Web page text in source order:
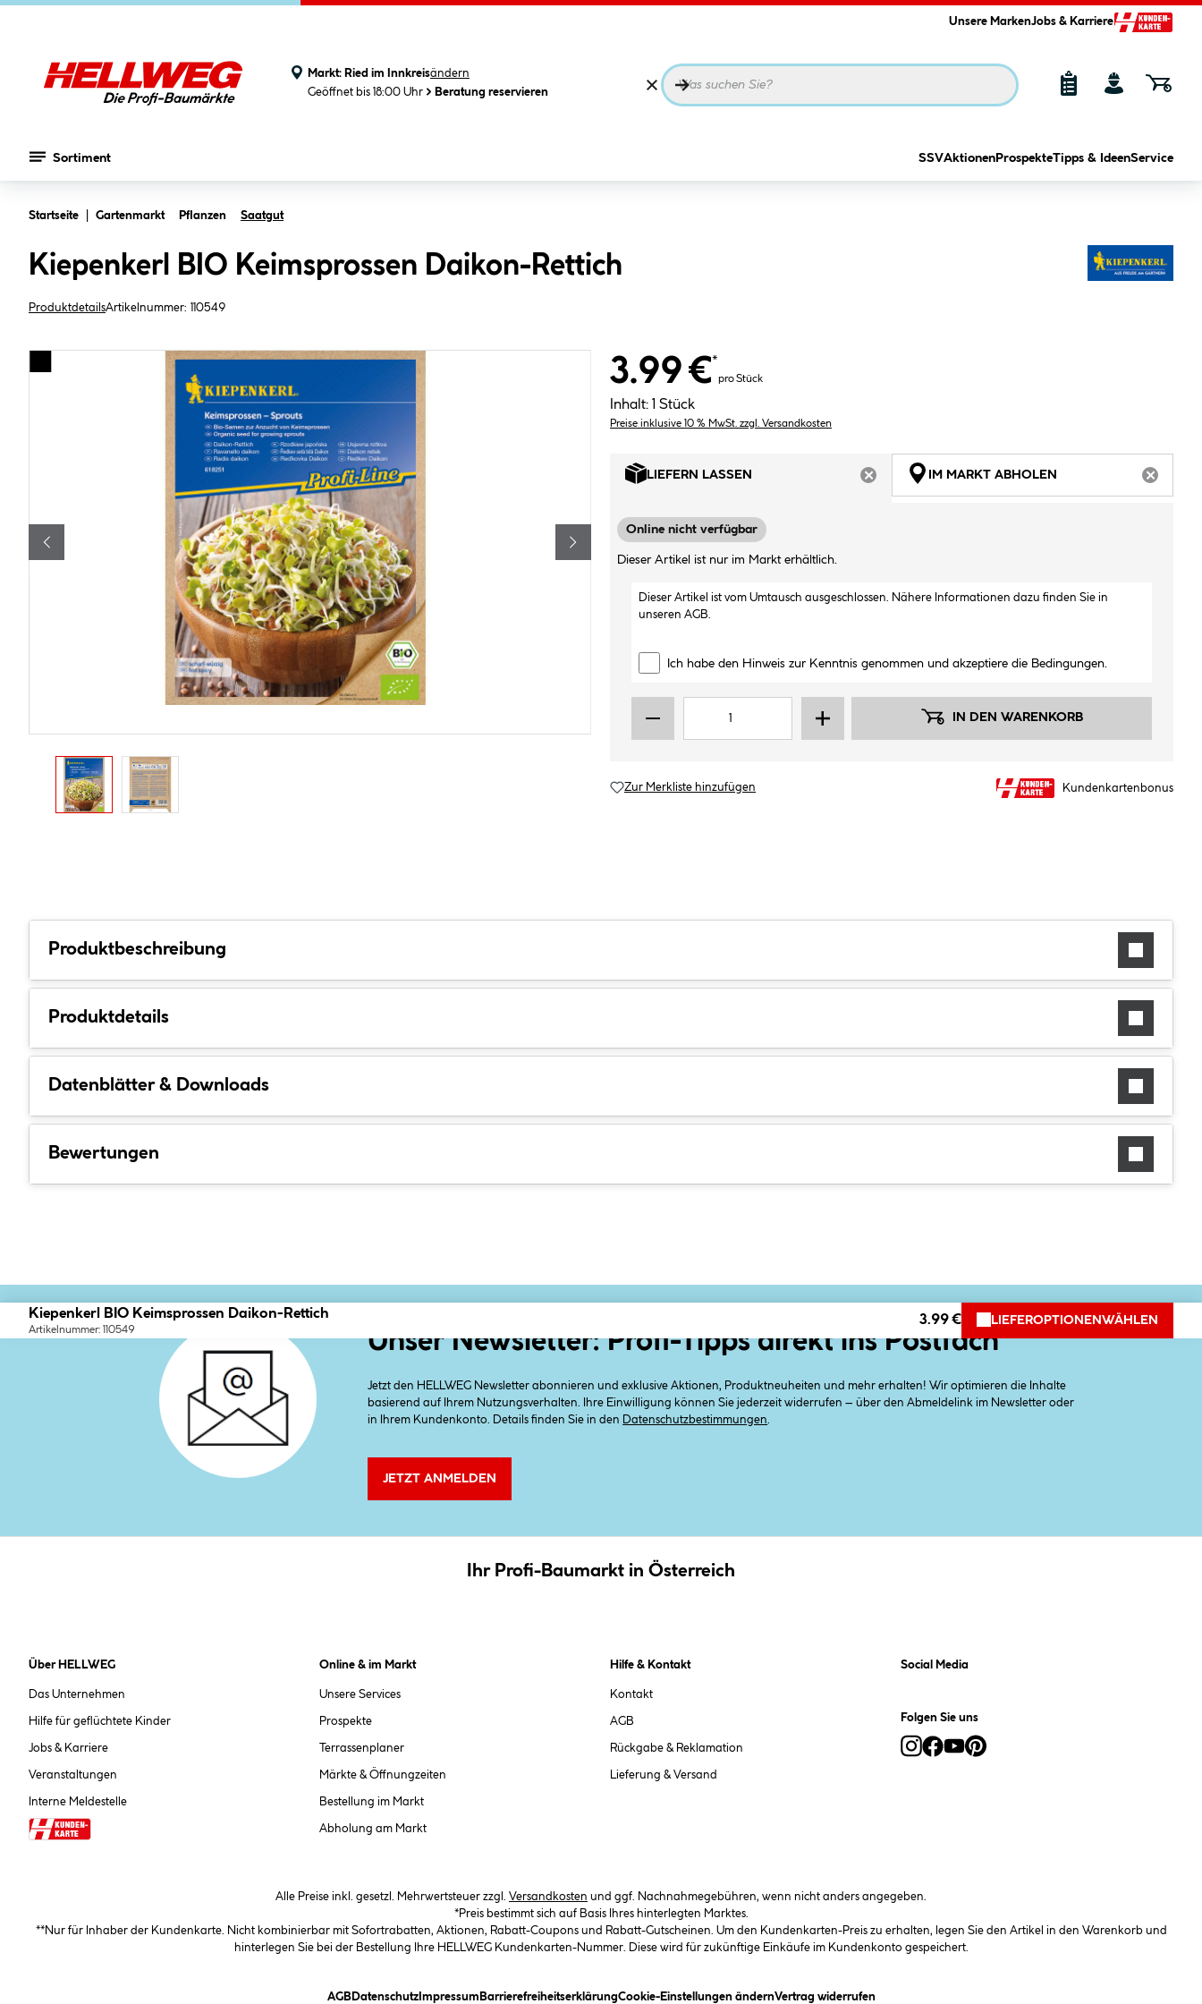
Unsere MarkenJobs & Karriere
Markt: Ried im Innkreisändern
Geöffnet bis 18:00 Uhr
Beratung reservieren
Sortiment SSVAktionen ProspekteTipps & IdeenService
Startseite Gartenmarkt Pflanzen Saatgut
Kiepenkerl BIO Keimsprossen Daikon-Rettich
ProduktdetailsArtikelnummer: 110549
Bildergalerie überspringen 3.99 €*
pro Stück
Inhalt: 1 Stück
Preise inklusive 10 % MwSt. zzgl. Versandkosten
LIEFERN LASSEN
ARTIKEL NICHT VERFÜGBAR
IM MARKT ABHOLEN
Online nicht verfügbar
Dieser Artikel ist nur im Markt erhältlich.
Dieser Artikel ist vom Umtausch ausgeschlossen. Nähere Informationen dazu finden Sie in
unseren AGB
Ich habe den Hinweis zur Kenntnis genommen und akzeptiere die Bedingungen.
IN DEN WARENKORB
Zur Merkliste hinzufügen Kundenkartenbonus
Produktbeschreibung
Produktdetails
Datenblätter & Downloads
Bewertungen
Kiepenkerl BIO Keimsprossen Daikon-Rettich
Artikelnummer: 110549
3.99 € LIEFEROPTIONEN WÄHLEN
Unser Newsletter: Profi-Tipps direkt ins Postfach
Jetzt den HELLWEG Newsletter abonnieren und exklusive Aktionen, Produktneuheiten und mehr erhalten! Wir optimieren die Inhalte
basierend auf Ihrem Nutzungsverhalten. Ihre Einwilligung können Sie jederzeit widerrufen – über den Abmeldelink im Newsletter oder
in Ihrem Kundenkonto. Details finden Sie in den
Datenschutzbestimmungen
JETZT ANMELDEN
Ihr Profi-Baumarkt in Österreich
Über HELLWEG
Das Unternehmen
Hilfe für geflüchtete Kinder
Jobs & Karriere
Veranstaltungen
Interne Meldestelle
Online & im Markt
Unsere Services
Prospekte
Terrassenplaner
Märkte & Öffnungzeiten
Bestellung im Markt
Abholung am Markt
Hilfe & Kontakt
Kontakt
AGB
Rückgabe & Reklamation
Lieferung & Versand
Social Media
Folgen Sie uns
Alle Preise inkl. gesetzl. Mehrwertsteuer zzgl. Versandkosten und ggf. Nachnahmegebühren, wenn nicht anders angegeben.
*Preis bestimmt sich auf Basis Ihres hinterlegten Marktes.
**Nur für Inhaber der Kundenkarte. Nicht kombinierbar mit Sofortrabatten, Aktionen, Rabatt-Coupons und Rabatt-Gutscheinen. Um den Kundenkarten-Preis zu erhalten, legen Sie den Artikel in den Warenkorb und
hinterlegen Sie bei der Bestellung Ihre HELLWEG Kundenkarten-Nummer. Diese wird für zukünftige Einkäufe im Kundenkonto gespeichert.
AGB(öffnet ein Dialogfeld)
Datenschutz(öffnet ein Dialogfeld)
Impressum(öffnet ein Dialogfeld)
Barrierefreiheitserklärung(öffnet ein Dialogfeld)
Cookie-Einstellungen ändern(öffnet ein Dialogfeld)
Vertrag widerrufen